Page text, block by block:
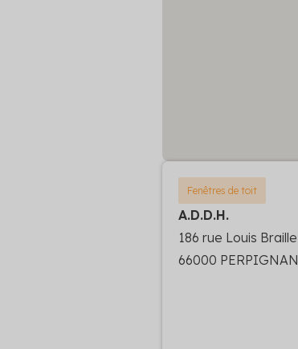
Fenêtres de toit
A.D.D.H.
186 rue Louis Braille
66000 PERPIGNAN